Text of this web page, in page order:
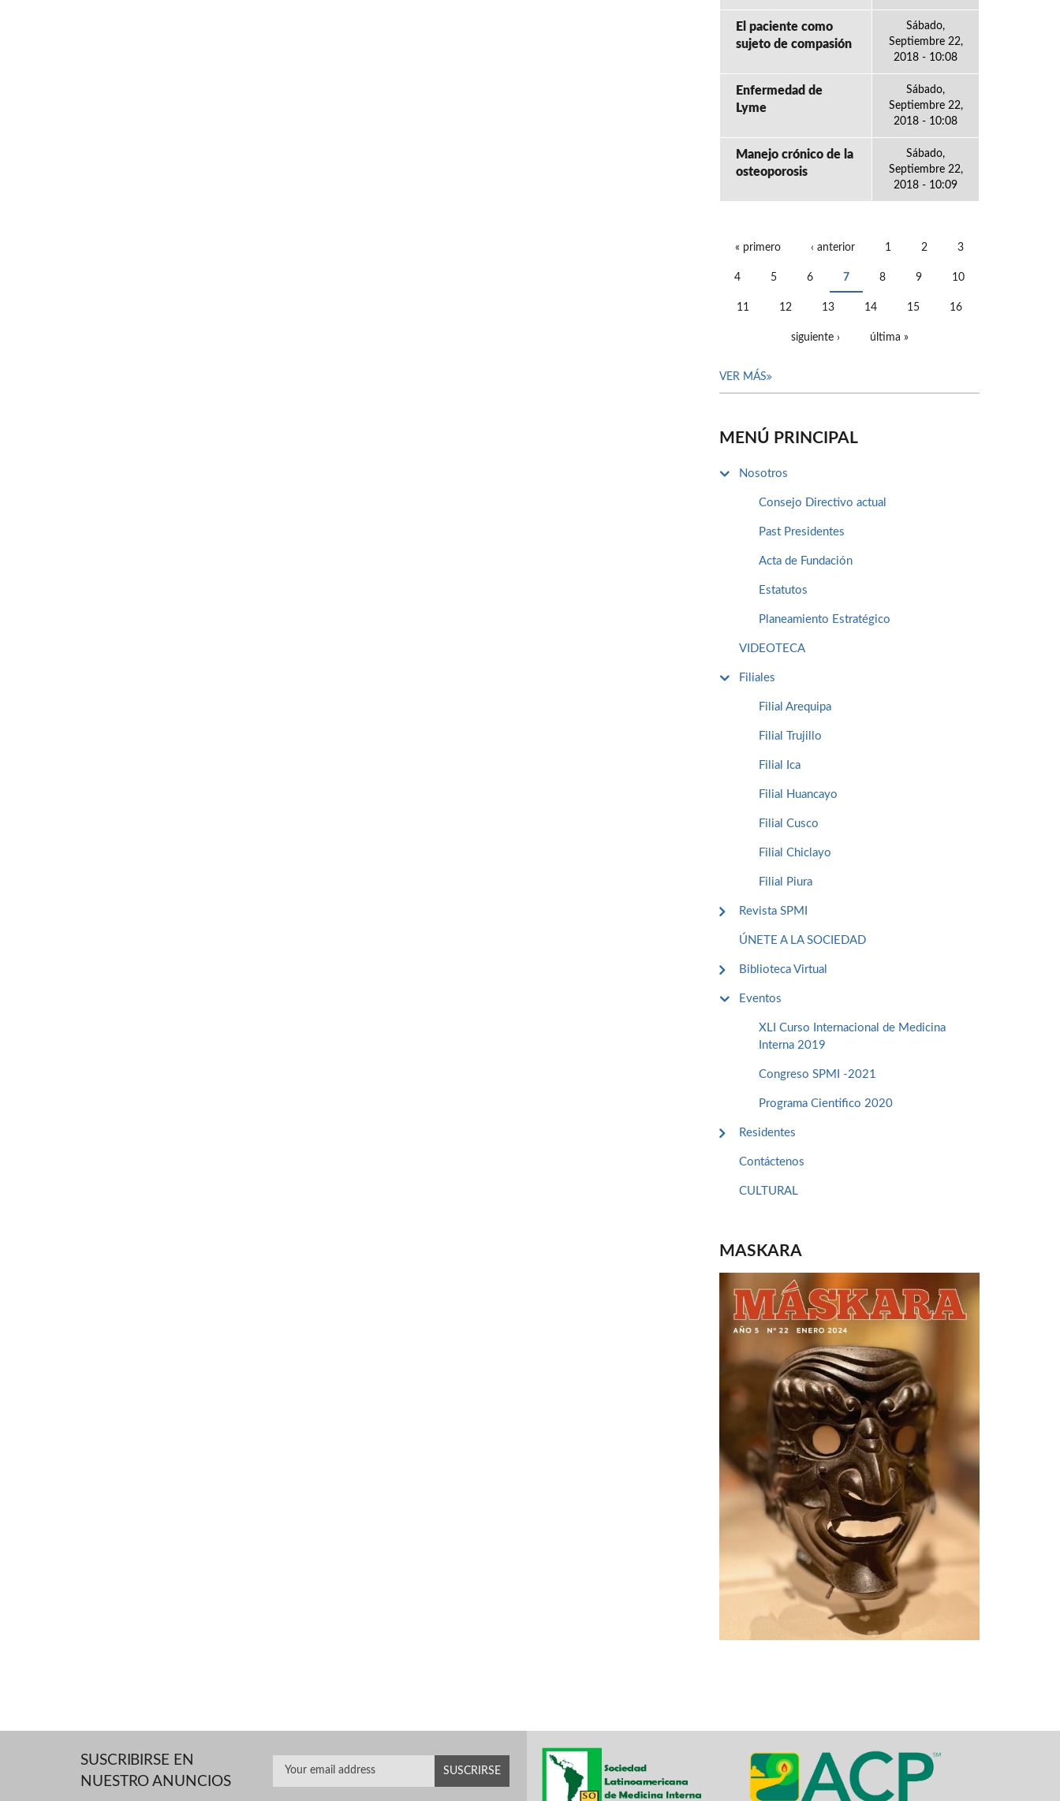
El paciente como
sujeto de compasión
Sábado,
Septiembre 22,
2018 - 10:08
Enfermedad de
Lyme
Sábado,
Septiembre 22,
2018 - 10:08
Manejo crónico de la
osteoporosis
Sábado,
Septiembre 22,
2018 - 10:09
« primero ‹ anterior 1 2 3
4 5 6 7 8 9 10
11 12 13 14 15 16
siguiente › última »
VER MÁS
MENÚ PRINCIPAL
Nosotros
Consejo Directivo actual
Past Presidentes
Acta de Fundación
Estatutos
Planeamiento Estratégico
VIDEOTECA
Filiales
Filial Arequipa
Filial Trujillo
Filial Ica
Filial Huancayo
Filial Cusco
Filial Chiclayo
Filial Piura
Revista SPMI
ÚNETE A LA SOCIEDAD
Biblioteca Virtual
Eventos
XLI Curso Internacional de Medicina
Interna 2019
Congreso SPMI -2021
Programa Cientifico 2020
Residentes
Contáctenos
CULTURAL
MASKARA
SUSCRIBIRSE EN
NUESTRO ANUNCIOS